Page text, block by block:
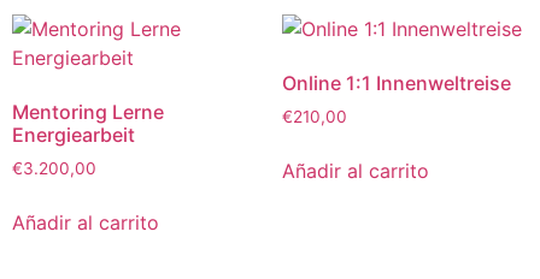
Mentoring Lerne
Energiearbeit
€3.200,00
Añadir al carrito
Online 1:1 Innenweltreise
€210,00
Añadir al carrito